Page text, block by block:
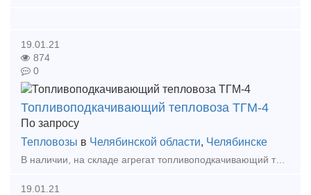
19.01.21
874
0
Топливоподкачивающий тепловоза ТГМ-4
По запросу
Тепловозы в Челябинской области, Челябинске
19.01.21